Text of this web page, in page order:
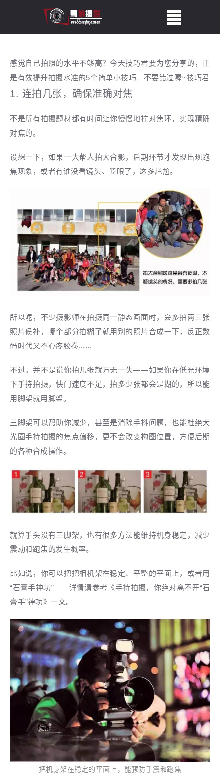
感觉自己拍照的水平不够高？今天技巧君要为您分享的，正
是有效提升拍摄水准的5个简单小技巧，不要错过喔~技巧君
1. 连拍几张，确保准确对焦
不是所有拍摄题材都有时间让你慢慢地拧对焦环，实现精确
对焦的。
设想一下，如果一大帮人拍大合影，后期环节才发现出现跑
焦现象，或者有谁没看镜头、眨眼了，这多尴尬。
所以呢，不少摄影师在拍摄同一静态画面时，会多拍两三张
照片候补，哪个部分拍糊了就用别的照片合成一下，反正数
码时代又不心疼胶卷......
不过，并不是说你拍几张就万无一失——如果你在低光环境
下手持拍摄，快门速度不足，拍多少张都会是糊的，所以能
用脚架就用脚架。
三脚架可以帮助你减少，甚至是消除手抖问题，也能杜绝大
光圈手持拍摄的焦点偏移，更不会改变构图位置，方便后期
的各种合成操作。
就算手头没有三脚架，也有很多方法能维持机身稳定，减少
震动和跑焦的发生概率。
比如说，你可以把把相机架在稳定、平整的平面上，或者用
“石膏手神功”——详情请参考《手持拍摄，你绝对离不开“石
膏手”神功》一文。
把机身架在稳定的平面上，能预防手震和跑焦